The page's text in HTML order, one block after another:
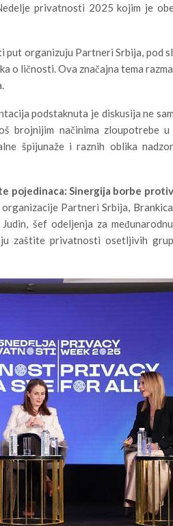
privatnosti 2025 kojim je
organizuju Partneri Srbija, pod
o ličnosti. Ova značajna tema
podstaknuta je diskusija ne
brojnijim načinima zloupotrebe
špijunaže i raznih oblika
pojedinaca: Sinergija borbe
Partneri Srbija,
šef odeljenja za
zaštite privatnosti osetljivih